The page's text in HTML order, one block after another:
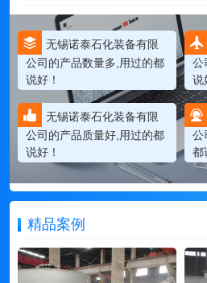
无锡诺泰石化装备有限
公司的产品数量多,用过的都
说好！
公
说
无锡诺泰石化装备有限
公司的产品质量好,用过的都
说好！
公
都
精品案例